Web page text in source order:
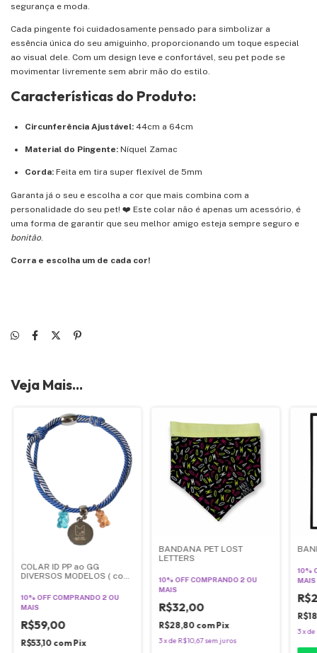
segurança e moda.
Cada pingente foi cuidadosamente pensado para simbolizar a
essência única do seu amiguinho, proporcionando um toque especial
ao visual dele. Com um design leve e confortável, seu pet pode se
movimentar livremente sem abrir mão do estilo.
Características do Produto:
Circunferência Ajustável: 44cm a 64cm
Material do Pingente: Níquel Zamac
Corda: Feita em tira super flexível de 5mm
Garanta já o seu e escolha a cor que mais combina com a
personalidade do seu pet! ❤️ Este colar não é apenas um acessório, é
uma forma de garantir que seu melhor amigo esteja sempre seguro e
bonitão.
Corra e escolha um de cada cor!
Veja Mais...
COLAR ID PP ao GG
DIVERSOS MODELOS ( com
10% OFFCOMPRANDO 2 OU
MAIS
R$59,00
R$53,10 com Pix
BANDANA PET LOST
LETTERS
10% OFFCOMPRANDO 2 OU
MAIS
R$32,00
R$28,80 comPix
3xdeR$10,67sem juros
10%
MAIS
3xde